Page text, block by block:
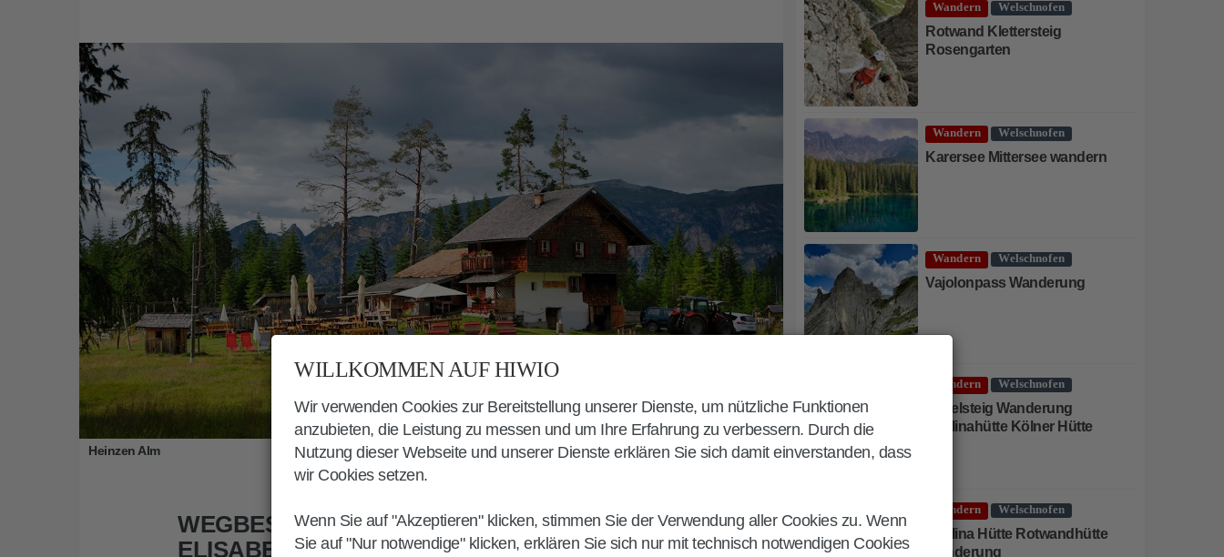
Heinzen Alm
WEGBESCHREIBUNG
ELISABETHPROMENADE KARERSEE
Wandern Welschnofen
Rotwand Klettersteig
Rosengarten
Wandern Welschnofen
Karersee Mittersee wandern
Wandern Welschnofen
Vajolonpass Wanderung
Wandern Welschnofen
Hirzelsteig Wanderung
Paolinahütte Kölner Hütte
Wandern Welschnofen
Paolina Hütte Rotwandhütte
Wanderung
WILLKOMMEN AUF HIWIO
Wir verwenden Cookies zur Bereitstellung unserer Dienste, um nützliche Funktionen
anzubieten, die Leistung zu messen und um Ihre Erfahrung zu verbessern. Durch die
Nutzung dieser Webseite und unserer Dienste erklären Sie sich damit einverstanden, dass
wir Cookies setzen.
Wenn Sie auf "Akzeptieren" klicken, stimmen Sie der Verwendung aller Cookies zu. Wenn
Sie auf "Nur notwendige" klicken, erklären Sie sich nur mit technisch notwendigen Cookies